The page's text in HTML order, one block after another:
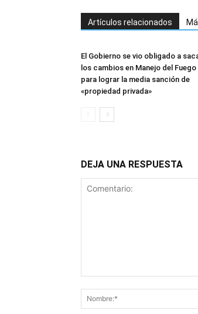
Artículos relacionados
El Gobierno se vio obligado a
los cambios en Manejo del Fuego
para lograr la media sanción de
«propiedad privada»
DEJA UNA RESPUESTA